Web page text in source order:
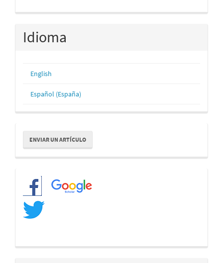
Idioma
English
Español (España)
Enviar
un
artículo
ENVIAR UN ARTÍCULO
Redes